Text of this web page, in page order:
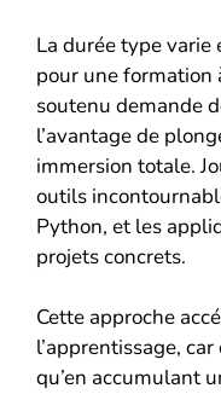
La durée type
pour une formation
soutenu demande
l’avantage de
immersion totale.
outils
Python, et les
projets concrets.
Cette approche
l’apprentissage,
qu’en accumulant